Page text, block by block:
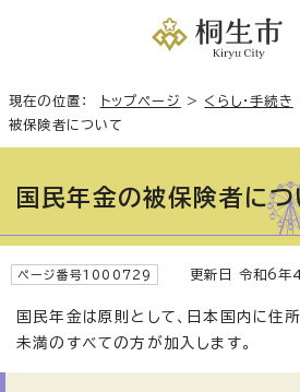
現在の位置： トップページ > くらし・手続き
被保険者について
国民年金の被保険者につ
ページ番号1000729 更新日 令和6年
国民年金は原則として、日本国内に
未満のすべての方が加入します。